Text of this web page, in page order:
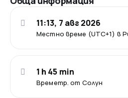
Местно време (UTC+1) в
11:13, 7 авг 2026
Времетр. от Солун
1 h 45 min